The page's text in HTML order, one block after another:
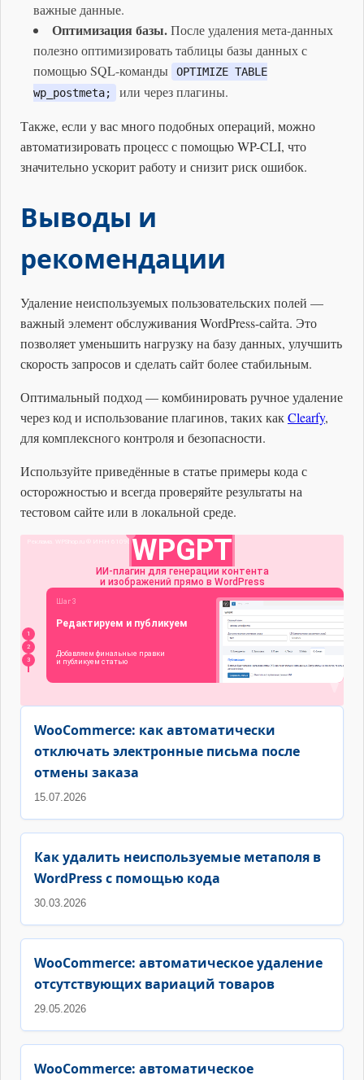
важные данные.
Оптимизация базы.После удаления мета-данных
полезно оптимизировать таблицы базы данных с
помощью SQL-команды
OPTIMIZE TABLE
wp_postmeta;
или через плагины.
Также, если у вас много подобных операций, можно
автоматизировать процесс с помощью WP-CLI, что
значительно ускорит работу и снизит риск ошибок.
Выводы и
рекомендации
Удаление неиспользуемых пользовательских полей —
важный элемент обслуживания WordPress-сайта. Это
позволяет уменьшить нагрузку на базу данных, улучшить
скорость запросов и сделать сайт более стабильным.
Оптимальный подход — комбинировать ручное удаление
через код и использование плагинов, таких какClearfy,
для комплексного контроля и безопасности.
Используйте приведённые в статье примеры кода с
осторожностью и всегда проверяйте результаты на
тестовом сайте или в локальной среде.
WooCommerce: как автоматически
отключать электронные письма после
отмены заказа
15.07.2026
Как удалить неиспользуемые метаполя в
WordPress с помощью кода
30.03.2026
WooCommerce: автоматическое удаление
отсутствующих вариаций товаров
29.05.2026
WooCommerce: автоматическое